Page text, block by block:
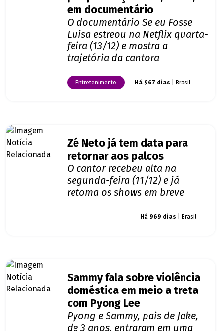
em documentário
O documentário Se eu Fosse
Luisa estreou na Netflix quarta-
feira (13/12) e mostra a
trajetória da cantora
Entretenimento Há 967 dias | Brasil
Zé Neto já tem data para
retornar aos palcos
O cantor recebeu alta na
segunda-feira (11/12) e já
retoma os shows em breve
Há 969 dias | Brasil
Sammy fala sobre violência
doméstica em meio a treta
com Pyong Lee
Pyong e Sammy, pais de Jake,
de 3 anos, entraram em uma